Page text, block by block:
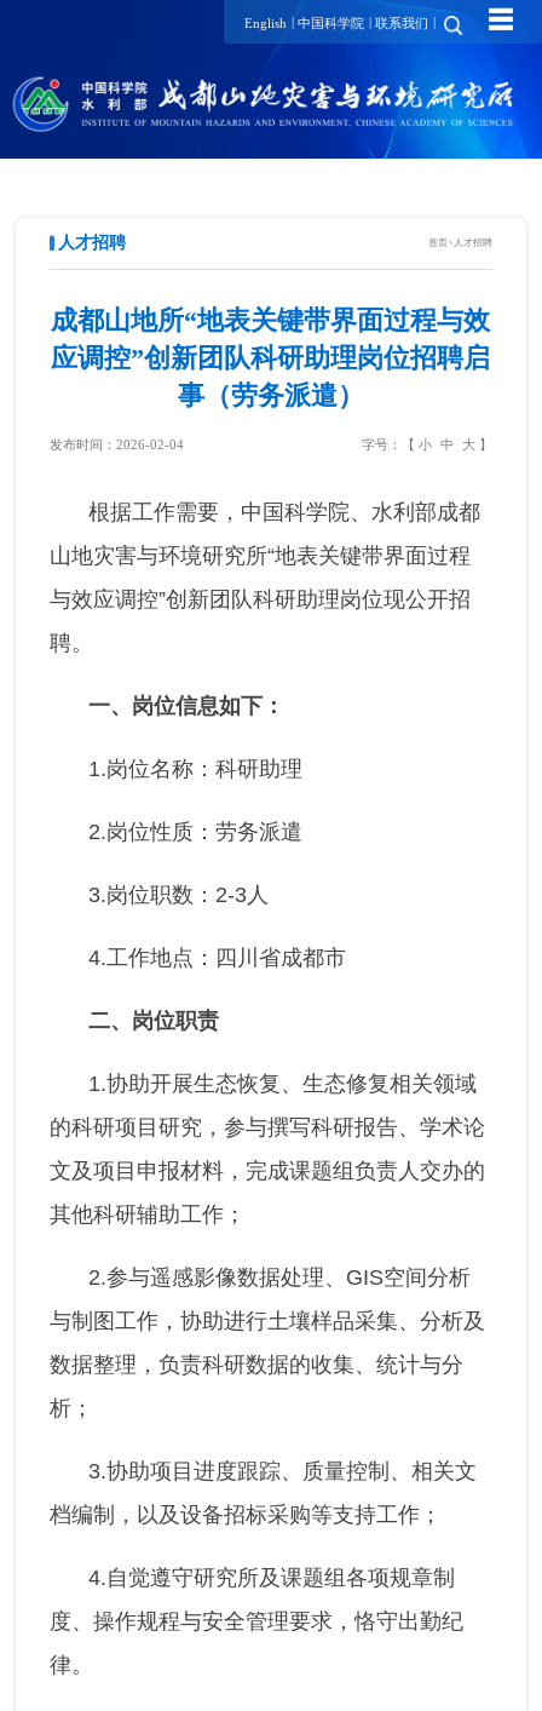
English | 中国科学院 | 联系我们 | ☰
人才招聘 首页> 人才招聘
成都山地所“地表关键带界面过程与效
应调控”创新团队科研助理岗位招聘启
事（劳务派遣）
发布时间：2026-02-04 字号：【 小 中 大】
根据工作需要，中国科学院、水利部成都
山地灾害与环境研究所“地表关键带界面过程
与效应调控”创新团队科研助理岗位现公开招
聘。
一、岗位信息如下：
1.岗位名称：科研助理
2.岗位性质：劳务派遣
3.岗位职数：2-3人
4.工作地点：四川省成都市
二、岗位职责
1.协助开展生态恢复、生态修复相关领域
的科研项目研究，参与撰写科研报告、学术论
文及项目申报材料，完成课题组负责人交办的
其他科研辅助工作；
2.参与遥感影像数据处理、GIS空间分析
与制图工作，协助进行土壤样品采集、分析及
数据整理，负责科研数据的收集、统计与分
析；
3.协助项目进度跟踪、质量控制、相关文
档编制，以及设备招标采购等支持工作；
4.自觉遵守研究所及课题组各项规章制
度、操作规程与安全管理要求，恪守出勤纪
律。